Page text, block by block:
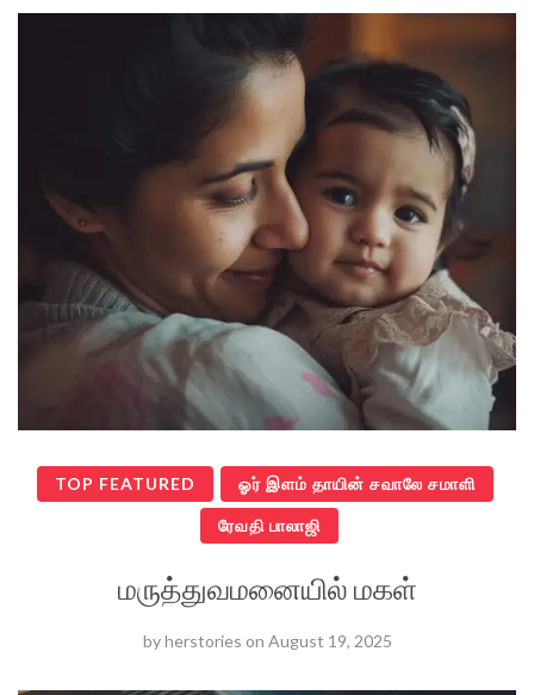
TOP FEATURED ஓர் இளம் தாயின் சவாலே சமாளி
ரேவதி பாலாஜி
மருத்துவமனையில் மகள்
byherstories on August 19, 2025